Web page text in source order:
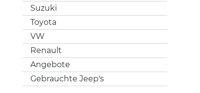
Suzuki
Toyota
VW
Renault
Angebote
Gebrauchte Jeep's